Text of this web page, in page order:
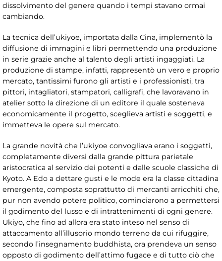
dissolvimento del genere quando i tempi stavano ormai
cambiando.
La tecnica dell’ukiyoe, importata dalla Cina, implementò la
diffusione di immagini e libri permettendo una produzione
in serie grazie anche al talento degli artisti ingaggiati. La
produzione di stampe, infatti, rappresentò un vero e proprio
mercato, tantissimi furono gli artisti e i professionisti, tra
pittori, intagliatori, stampatori, calligrafi, che lavoravano in
atelier sotto la direzione di un editore il quale sosteneva
economicamente il progetto, sceglieva artisti e soggetti, e
immetteva le opere sul mercato.
La grande novità che l’ukiyoe convogliava erano i soggetti,
completamente diversi dalla grande pittura parietale
aristocratica al servizio dei potenti e dalle scuole classiche di
Kyoto. A Edo a dettare gusti e le mode era la classe cittadina
emergente, composta soprattutto di mercanti arricchiti che,
pur non avendo potere politico, cominciarono a permettersi
il godimento del lusso e di intrattenimenti di ogni genere.
Ukiyo, che fino ad allora era stato inteso nel senso di
attaccamento all’illusorio mondo terreno da cui rifuggire,
secondo l’insegnamento buddhista, ora prendeva un senso
opposto di godimento dell’attimo fugace e di tutto ciò che